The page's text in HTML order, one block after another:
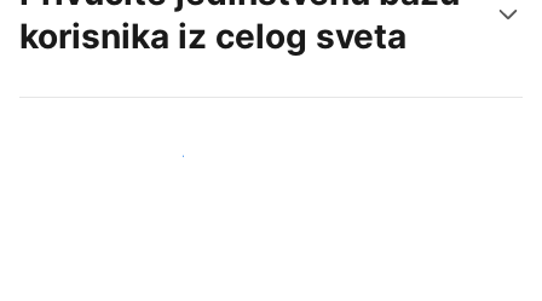
korisnika iz celog sveta
Privucite nove goste već danas